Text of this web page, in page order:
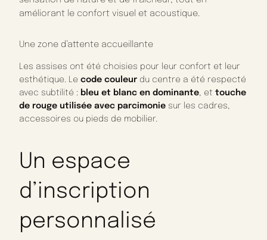
améliorant le confort visuel et acoustique.
Une zone d’attente accueillante
Les assises ont été choisies pour leur confort et leur
esthétique. Le code couleur du centre a été respecté
avec subtilité : bleu et blanc en dominante , et touche
de rouge utilisée avec parcimonie sur les cadres,
accessoires ou pieds de mobilier.
Un espace
d’inscription
personnalisé